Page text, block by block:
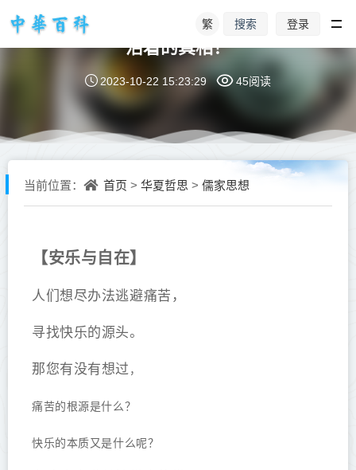
繁 搜索 登录
活着的真相！
2023-10-22 15:23:29 45阅读
当前位置： 首页 > 华夏哲思 > 儒家思想
【安乐与自在】
人们想尽办法逃避痛苦，
寻找快乐的源头。
那您有没有想过，
痛苦的根源是什么？
快乐的本质又是什么呢？